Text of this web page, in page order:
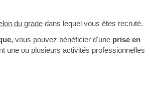
du grade dans lequel vous êtes recruté.
vous pouvez bénéficier d'une prise en
une ou plusieurs activités professionnelles